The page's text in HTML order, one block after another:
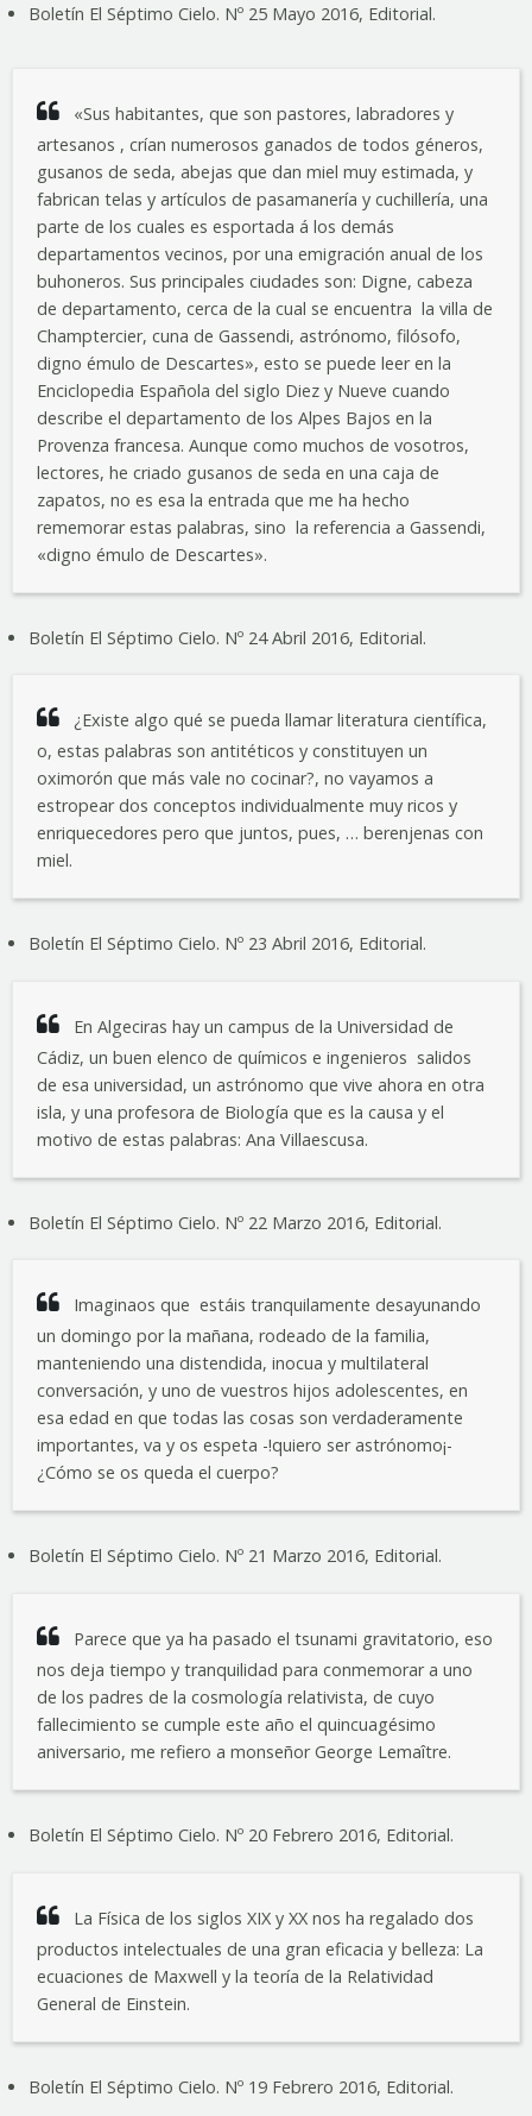
Boletín El Séptimo Cielo. Nº 25 Mayo 2016, Editorial.
«Sus habitantes, que son pastores, labradores y
artesanos , crían numerosos ganados de todos géneros,
gusanos de seda, abejas que dan miel muy estimada, y
fabrican telas y artículos de pasamanería y cuchillería, una
parte de los cuales es esportada á los demás
departamentos vecinos, por una emigración anual de los
buhoneros. Sus principales ciudades son: Digne, cabeza
de departamento, cerca de la cual se encuentra la villa de
Champtercier, cuna de Gassendi, astrónomo, filósofo,
digno émulo de Descartes», esto se puede leer en la
Enciclopedia Española del siglo Diez y Nueve cuando
describe el departamento de los Alpes Bajos en la
Provenza francesa. Aunque como muchos de vosotros,
lectores, he criado gusanos de seda en una caja de
zapatos, no es esa la entrada que me ha hecho
rememorar estas palabras, sino la referencia a Gassendi,
«digno émulo de Descartes».
Boletín El Séptimo Cielo. Nº 24 Abril 2016, Editorial.
¿Existe algo qué se pueda llamar literatura científica,
o, estas palabras son antitéticos y constituyen un
oximorón que más vale no cocinar?, no vayamos a
estropear dos conceptos individualmente muy ricos y
enriquecedores pero que juntos, pues, … berenjenas con
miel.
Boletín El Séptimo Cielo. Nº 23 Abril 2016, Editorial.
En Algeciras hay un campus de la Universidad de
Cádiz, un buen elenco de químicos e ingenieros salidos
de esa universidad, un astrónomo que vive ahora en otra
isla, y una profesora de Biología que es la causa y el
motivo de estas palabras: Ana Villaescusa.
Boletín El Séptimo Cielo. Nº 22 Marzo 2016, Editorial.
Imaginaos que estáis tranquilamente desayunando
un domingo por la mañana, rodeado de la familia,
manteniendo una distendida, inocua y multilateral
conversación, y uno de vuestros hijos adolescentes, en
esa edad en que todas las cosas son verdaderamente
importantes, va y os espeta -!quiero ser astrónomo¡-
¿Cómo se os queda el cuerpo?
Boletín El Séptimo Cielo. Nº 21 Marzo 2016, Editorial.
Parece que ya ha pasado el tsunami gravitatorio, eso
nos deja tiempo y tranquilidad para conmemorar a uno
de los padres de la cosmología relativista, de cuyo
fallecimiento se cumple este año el quincuagésimo
aniversario, me refiero a monseñor George Lemaître.
Boletín El Séptimo Cielo. Nº 20 Febrero 2016, Editorial.
La Física de los siglos XIX y XX nos ha regalado dos
productos intelectuales de una gran eficacia y belleza: La
ecuaciones de Maxwell y la teoría de la Relatividad
General de Einstein.
Boletín El Séptimo Cielo. Nº 19 Febrero 2016, Editorial.